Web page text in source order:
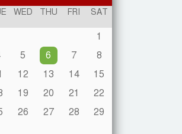
গাজায় সেনা পাঠাচ্ছে মরক্কো,
ইসরায়েলের সঙ্গে আঁতাতের
অভিযোগ
ধ্বংসস্তুপ থেকে যেভাবে ঘুরে
দাঁড়ালো হিজবুল্লাহ
2024
WED THU FRI SAT
1
5 6 7
8
12 13 14
15
19 20 21
22
26 27 28
29